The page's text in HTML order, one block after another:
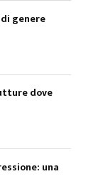
genere
dove
una